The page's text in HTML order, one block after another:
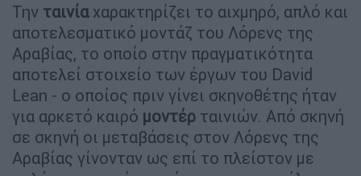
Την ταινίαχαρακτηρίζει το αιχμηρό, απλό και
αποτελεσματικό μοντάζ του Λόρενς της
Αραβίας, το οποίο στην πραγματικότητα
αποτελεί στοιχείο των έργων του David
Lean - ο οποίος πριν γίνει σκηνοθέτης ήταν
για αρκετό καιρό μοντέρ ταινιών. Από σκηνή
σε σκηνή οι μεταβάσεις στον Λόρενς της
Αραβίας γίνονταν ως επί το πλείστον με